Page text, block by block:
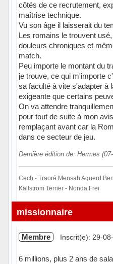
côtés de ce recrutement,
maîtrise technique.
Vu son âge il laisserait du
Les romains le trouvent
douleurs chroniques et
match.
Peu importe le montant du
je trouve, ce qui m'importe
sa faculté à vite s'adapter à
exigeante que certains
On va attendre
pour tout de suite à mon
remplaçant avant car la
dans ce secteur de jeu.
Dernière édition de: Hermes
Cech - Traoré Mensah Aguerd
Kallstrom Terrier - Nonda Frei
Hors ligne
missionnaire
Membre Inscrit(e): 29-
6 millions, plus 2 ans de